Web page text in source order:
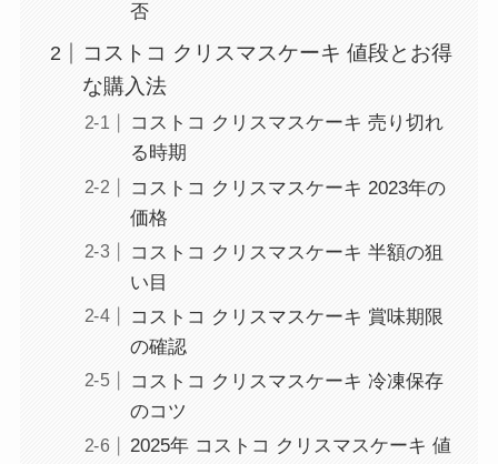
否
コストコ クリスマスケーキ 値段とお得
な購入法
コストコ クリスマスケーキ 売り切れ
る時期
コストコ クリスマスケーキ 2023年の
価格
コストコ クリスマスケーキ 半額の狙
い目
コストコ クリスマスケーキ 賞味期限
の確認
コストコ クリスマスケーキ 冷凍保存
のコツ
2025年 コストコ クリスマスケーキ 値